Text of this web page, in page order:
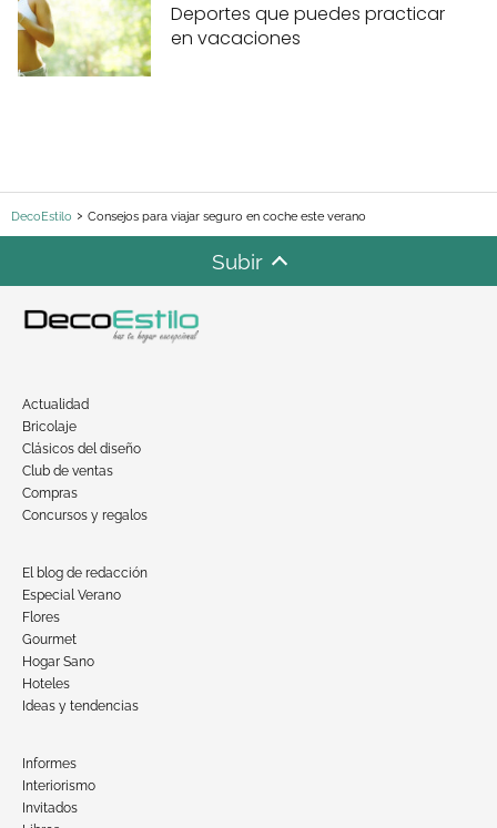
Deportes que puedes practicar
en vacaciones
DecoEstilo Consejos para viajar seguro en coche este verano
Subir
Actualidad
Bricolaje
Clásicos del diseño
Club de ventas
Compras
Concursos y regalos
El blog de redacción
Especial Verano
Flores
Gourmet
Hogar Sano
Hoteles
Ideas y tendencias
Informes
Interiorismo
Invitados